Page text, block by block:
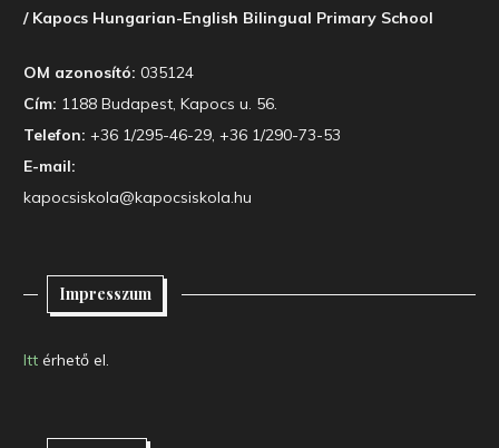
/ Kapocs Hungarian-English Bilingual Primary School
OM azonosító: 035124
Cím: 1188 Budapest, Kapocs u. 56.
Telefon: +36 1/295-46-29, +36 1/290-73-53
E-mail:
kapocsiskola@kapocsiskola.hu
Impresszum
Itt érhető el.